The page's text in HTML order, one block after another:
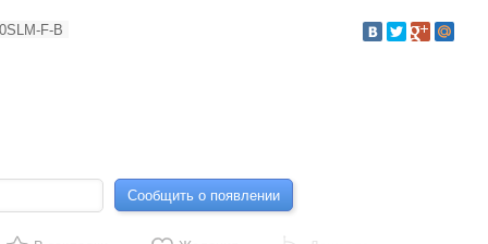
F-B
Сообщить о появлении